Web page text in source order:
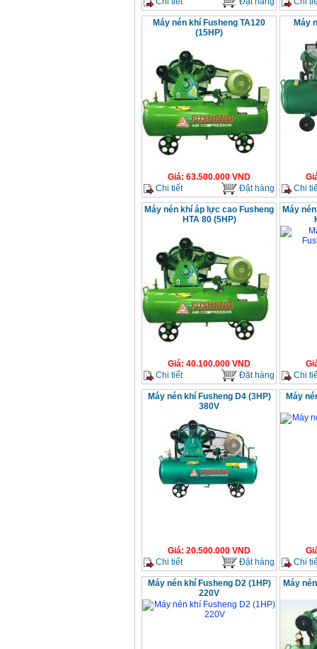
Máy nén khí Fusheng TA120
(15HP)
Giá: 63.500.000 VND
Chi tiết
Đặt hàng
Máy
Chi
Máy nén khí áp lực cao Fusheng
HTA 80 (5HP)
Giá: 40.100.000 VND
Chi tiết
Đặt hàng
Máy
Chi
Máy nén khí Fusheng D4 (3HP)
380V
Giá: 20.500.000 VND
Chi tiết
Đặt hàng
Máy
Chi
Máy nén khí Fusheng D2 (1HP)
220V
Máy